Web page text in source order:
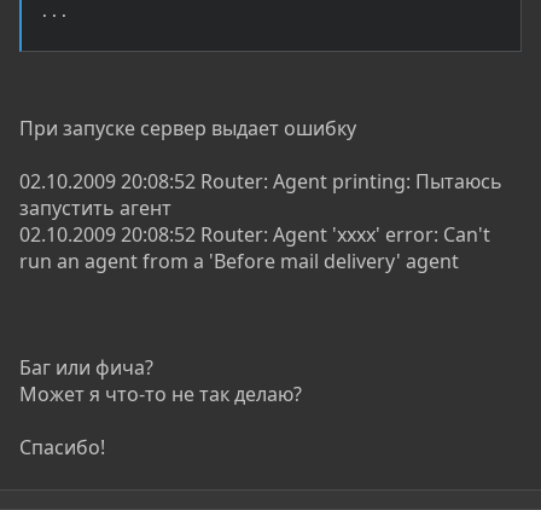
...
При запуске сервер выдает ошибку
02.10.2009 20:08:52 Router: Agent printing: Пытаюсь
запустить агент
02.10.2009 20:08:52 Router: Agent 'хххх' error: Can't
run an agent from a 'Before mail delivery' agent
Баг или фича?
Может я что-то не так делаю?
Спасибо!